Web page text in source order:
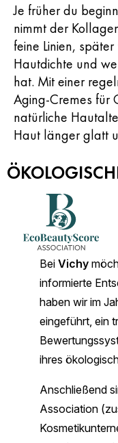
Je früher du
nimmt der
feine Linien,
Hautdichte und
hat. Mit einer
Aging-Cremes für
natürliche
Haut länger glatt